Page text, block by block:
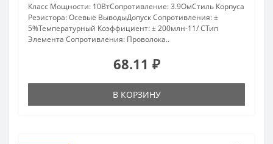
Класс Мощности: 10ВтСопротивление: 3.9ОмСтиль Корпуса
Резистора: Осевые ВыводыДопуск Сопротивления: ±
5%Температурный Коэффициент: ± 200млн-11/ CТип
Элемента Сопротивления: Проволока..
68.11 ₽
В КОРЗИНУ